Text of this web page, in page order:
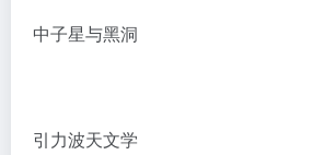
中子星与黑洞
引力波天文学